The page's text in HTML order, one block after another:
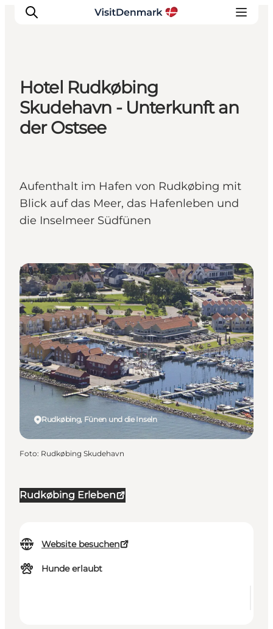
Inspiration
Regionen
Erlebnisse
Hotel Rudkøbing
Skudehavn - Unterkunft an
der Ostsee
Aufenthalt im Hafen von Rudkøbing mit
Blick auf das Meer, das Hafenleben und
die Inselmeer Südfünen
Rudkøbing Erleben
Website besuchen
Hunde erlaubt
Rudkøbing, Fünen und die Inseln
Hotels
Foto: Rudkøbing Skudehavn